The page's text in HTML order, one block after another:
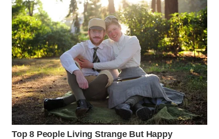
WN
NATUNA
WN
BINTAN
WN
MANDALIKA
WN